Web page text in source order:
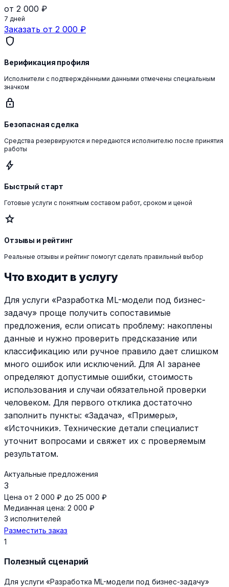
от 2 000 ₽
7 дней
Заказать от 2 000 ₽
shield
Верификация профиля
Исполнители с подтверждёнными данными отмечены специальным
значком
lock
Безопасная сделка
Средства резервируются и передаются исполнителю после принятия
работы
bolt
Быстрый старт
Готовые услуги с понятным составом работ, сроком и ценой
star
Отзывы и рейтинг
Реальные отзывы и рейтинг помогут сделать правильный выбор
Что входит в услугу
Для услуги «Разработка ML-модели под бизнес-
задачу» проще получить сопоставимые
предложения, если описать проблему: накоплены
данные и нужно проверить предсказание или
классификацию или ручное правило дает слишком
много ошибок или исключений. Для AI заранее
определяют допустимые ошибки, стоимость
использования и случаи обязательной проверки
человеком. Для первого отклика достаточно
заполнить пункты: «Задача», «Примеры»,
«Источники». Технические детали специалист
уточнит вопросами и свяжет их с проверяемым
результатом.
Актуальные предложения
3
Цена от 2 000 ₽ до 25 000 ₽
Медианная цена: 2 000 ₽
3 исполнителей
Разместить заказ
1
Полезный сценарий
Для услуги «Разработка ML-модели под бизнес-задачу»